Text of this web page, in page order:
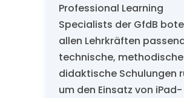
Professional Learning
Specialists der GfdB
allen Lehrkräften
technische,
didaktische Schulungen
um den Einsatz von iPad-